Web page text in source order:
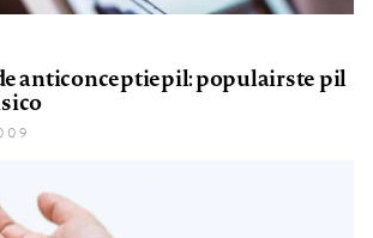
anticonceptiepil: populairste pil